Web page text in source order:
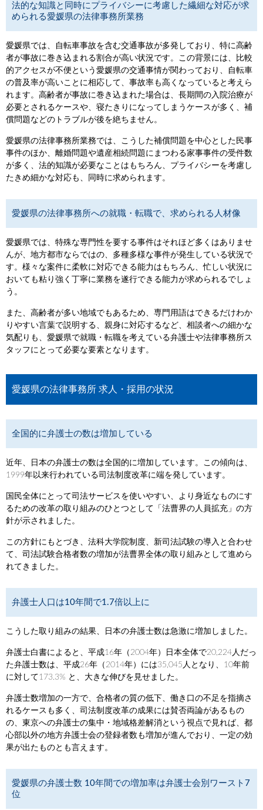
法的な知識と同時にプライバシーに考慮した繊細な対応が求
められる愛媛県の法律事務所業務
愛媛県では、自転車事故を含む交通事故が多発しており、特に高齢
者が事故に巻き込まれる割合が高い状況です。この背景には、比較
的アクセスが不便という愛媛県の交通事情が関わっており、自転車
の普及率が高いことに相応して、事故率も高くなっていると考えら
れます。高齢者が事故に巻き込まれた場合は、長期間の入院治療が
必要とされるケースや、寝たきりになってしまうケースが多く、補
償問題などのトラブルが後を絶ちません。
愛媛県の法律事務所業務では、こうした補償問題を中心とした民事
事件のほか、離婚問題や遺産相続問題にまつわる家事事件の受件数
が多く、法的知識が必要なことはもちろん、プライバシーを考慮し
たきめ細かな対応も、同時に求められます。
愛媛県の法律事務所への就職・転職で、求められる人材像
愛媛県では、特殊な専門性を要する事件はそれほど多くはありませ
んが、地方都市ならではの、多種多様な事件が発生している状況で
す。様々な案件に柔軟に対応できる能力はもちろん、忙しい状況に
おいても粘り強く丁寧に業務を遂行できる能力が求められるでしょ
う。
また、高齢者が多い地域でもあるため、専門用語はできるだけわか
りやすい言葉で説明する、親身に対応するなど、相談者への細かな
気配りも、愛媛県で就職・転職を考えている弁護士や法律事務所ス
タッフにとって必要な要素となります。
愛媛県の法律事務所 求人・採用の状況
全国的に弁護士の数は増加している
近年、日本の弁護士の数は全国的に増加しています。この傾向は、
1999年以来行われている司法制度改革に端を発しています。
国民全体にとって司法サービスを使いやすい、より身近なものにす
るための改革の取り組みのひとつとして「法曹界の人員拡充」の方
針が示されました。
この方針にもとづき、法科大学院制度、新司法試験の導入と合わせ
て、司法試験合格者数の増加が法曹界全体の取り組みとして進めら
れてきました。
弁護士人口は10年間で1.7倍以上に
こうした取り組みの結果、日本の弁護士数は急激に増加しました。
弁護士白書によると、平成16年（2004年）日本全体で20,224人だっ
た弁護士数は、平成26年（2014年）には35,045人となり、10年前
に対して173.3% と、大きな伸びを見せました。
弁護士数増加の一方で、合格者の質の低下、働き口の不足を指摘さ
れるケースも多く、司法制度改革の成果には賛否両論があるもの
の、東京への弁護士の集中・地域格差解消という視点で見れば、都
心部以外の地方弁護士会の登録者数も増加が進んでおり、一定の効
果が出たものとも言えます。
愛媛県の弁護士数 10年間での増加率は弁護士会別ワースト7
位